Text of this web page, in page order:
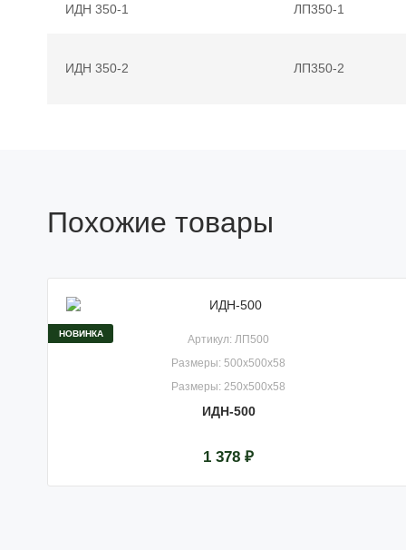
ИДН 350-1 ЛП350-1
ИДН 350-2 ЛП350-2
Похожие товары
НОВИНКА
Артикул: ЛП500
Размеры: 500x500x58
Размеры: 250x500x58
ИДН-500
1 378 ₽